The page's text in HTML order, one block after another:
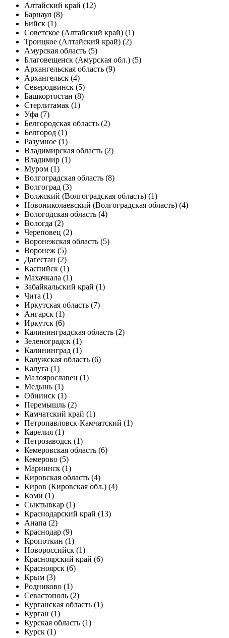
Алтайский край (12)
Барнаул (8)
Бийск (1)
Советское (Алтайский край) (1)
Троицкое (Алтайский край) (2)
Амурская область (5)
Благовещенск (Амурская обл.) (5)
Архангельская область (9)
Архангельск (4)
Северодвинск (5)
Башкортостан (8)
Стерлитамак (1)
Уфа (7)
Белгородская область (2)
Белгород (1)
Разумное (1)
Владимирская область (2)
Владимир (1)
Муром (1)
Волгоградская область (8)
Волгоград (3)
Волжский (Волгоградская область) (1)
Новониколаевский (Волгоградская область) (4)
Вологодская область (4)
Вологда (2)
Череповец (2)
Воронежская область (5)
Воронеж (5)
Дагестан (2)
Каспийск (1)
Махачкала (1)
Забайкальский край (1)
Чита (1)
Иркутская область (7)
Ангарск (1)
Иркутск (6)
Калининградская область (2)
Зеленоградск (1)
Калининград (1)
Калужская область (6)
Калуга (1)
Малоярославец (1)
Медынь (1)
Обнинск (1)
Перемышль (2)
Камчатский край (1)
Петропавловск-Камчатский (1)
Карелия (1)
Петрозаводск (1)
Кемеровская область (6)
Кемерово (5)
Мариинск (1)
Кировская область (4)
Киров (Кировская обл.) (4)
Коми (1)
Сыктывкар (1)
Краснодарский край (13)
Анапа (2)
Краснодар (9)
Кропоткин (1)
Новороссийск (1)
Красноярский край (6)
Красноярск (6)
Крым (3)
Родниково (1)
Севастополь (2)
Курганская область (1)
Курган (1)
Курская область (1)
Курск (1)